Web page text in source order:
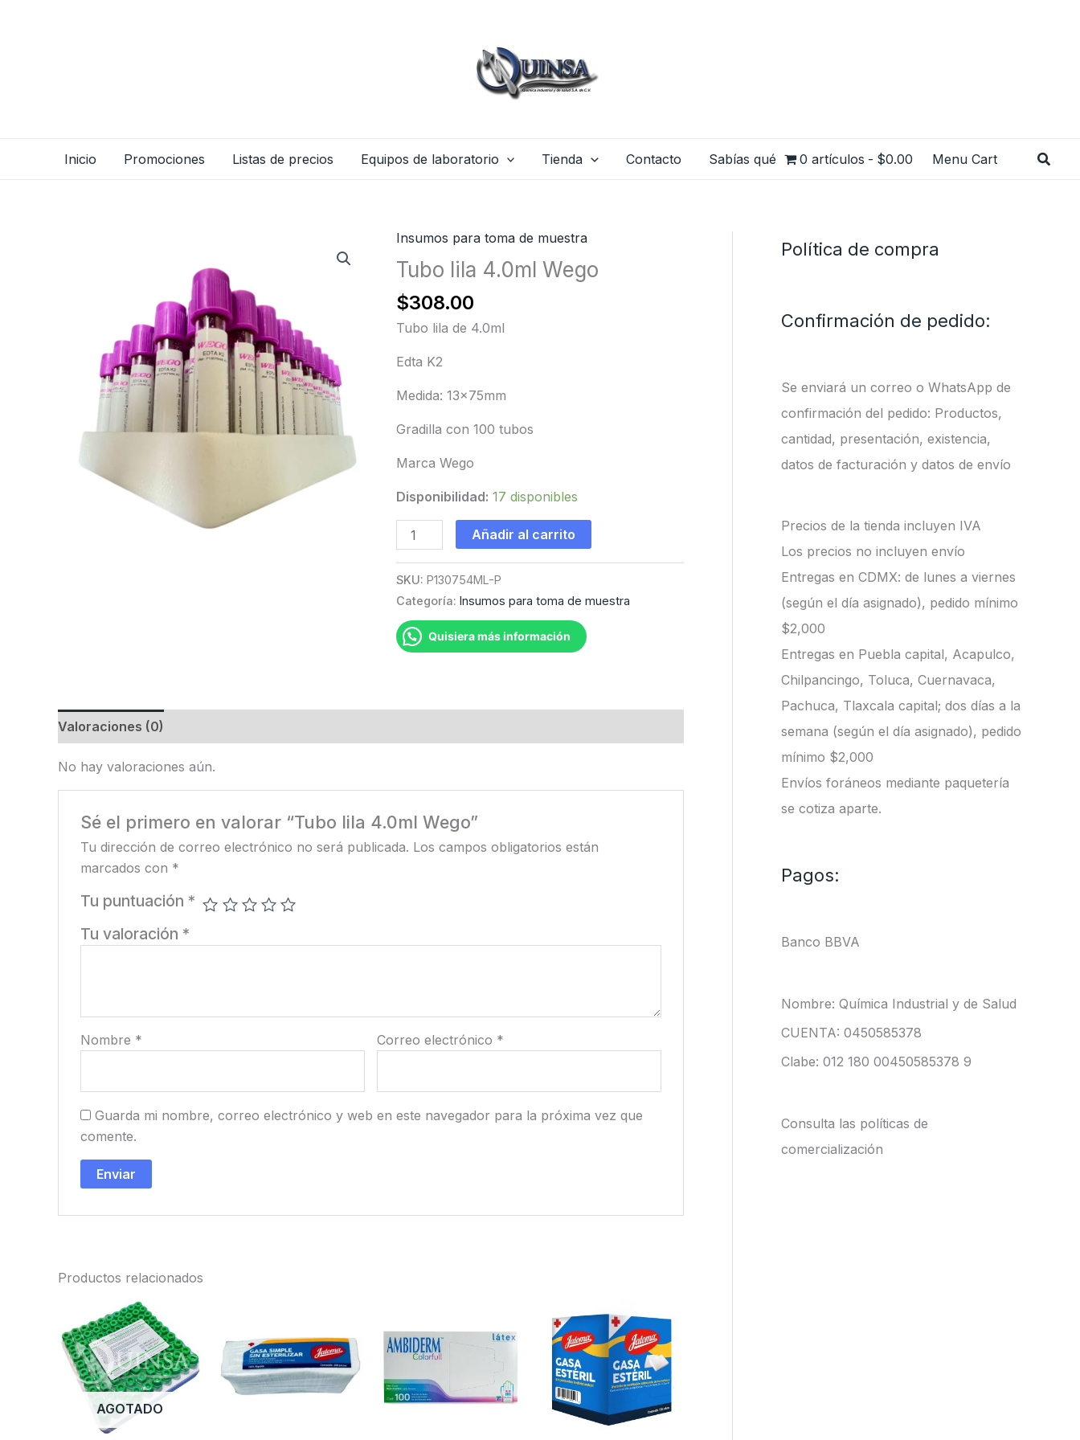
Inicio Promociones Listas de precios Equipos de laboratorio Tienda Contacto Sabías qué 0 artículos $0.00 Menu Cart
Insumos para toma de muestra
Tubo lila 4.0ml Wego
$308.00
Tubo lila de 4.0ml
Edta K2
Medida: 13x75mm
Gradilla con 100 tubos
Marca Wego
Disponibilidad: 17 disponibles
Tubo
lila
cantidad
Añadir al carrito
SKU: P130754ML-P
Categoría: Insumos para toma de muestra
Quisiera más información
Valoraciones (0)
No hay valoraciones aún.
Sé el primero en valorar “Tubo lila 4.0ml Wego”
Tu dirección de correo electrónico no será publicada. Los campos obligatorios están
marcados con *
Tu puntuación *
Tu valoración *
Nombre * Correo electrónico *
Guarda mi nombre, correo electrónico y web en este navegador para la próxima vez que
comente.
Productos relacionados
AGOTADO
Política de compra
Confirmación de pedido:
Se enviará un correo o WhatsApp de
confirmación del pedido: Productos,
cantidad, presentación, existencia,
datos de facturación y datos de envío
Precios de la tienda incluyen IVA
Los precios no incluyen envío
Entregas en CDMX: de lunes a viernes
(según el día asignado), pedido mínimo
$2,000
Entregas en Puebla capital, Acapulco,
Chilpancingo, Toluca, Cuernavaca,
Pachuca, Tlaxcala capital; dos días a la
semana (según el día asignado), pedido
mínimo $2,000
Envíos foráneos mediante paquetería
se cotiza aparte.
Pagos:
Banco BBVA
Nombre: Química Industrial y de Salud
CUENTA: 0450585378
Clabe: 012 180 00450585378 9
Consulta las políticas de
comercialización